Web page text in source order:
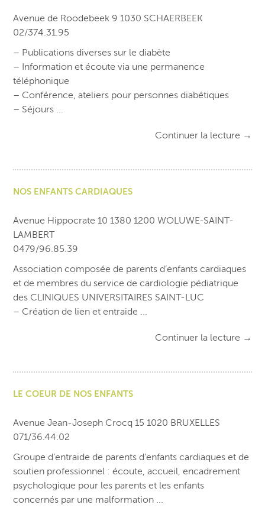
Avenue de Roodebeek 9 1030 SCHAERBEEK
02/374.31.95
– Publications diverses sur le diabète
– Information et écoute via une permanence
téléphonique
– Conférence, ateliers pour personnes diabétiques
– Séjours ...
Continuer la lecture →
NOS ENFANTS CARDIAQUES
Avenue Hippocrate 10 1380 1200 WOLUWE-SAINT-
LAMBERT
0479/96.85.39
Association composée de parents d’enfants cardiaques
et de membres du service de cardiologie pédiatrique
des CLINIQUES UNIVERSITAIRES SAINT-LUC
– Création de lien et entraide ...
Continuer la lecture →
LE COEUR DE NOS ENFANTS
Avenue Jean-Joseph Crocq 15 1020 BRUXELLES
071/36.44.02
Groupe d’entraide de parents d’enfants cardiaques et de
soutien professionnel : écoute, accueil, encadrement
psychologique pour les parents et les enfants
concernés par une malformation ...